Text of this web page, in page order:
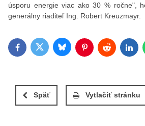
úsporu energie viac ako 30 % ročne",
generálny riaditeľ Ing. Robert Kreuzmayr.
FacebookTwitterBlueskyPinterestReddit
Späť Vytlačiť stránku